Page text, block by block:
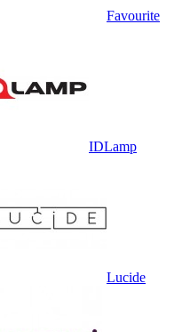
Favourite
IDLamp
Lucide